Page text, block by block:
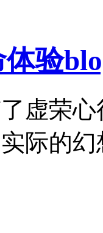
验
虚荣
实际的